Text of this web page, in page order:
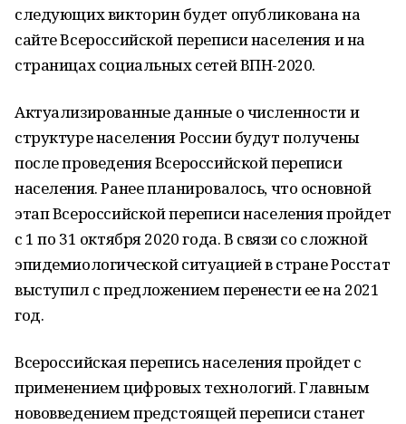
следующих викторин будет опубликована на
сайте Всероссийской переписи населения и на
страницах социальных сетей ВПН-2020.
Актуализированные данные о численности и
структуре населения России будут получены
после проведения Всероссийской переписи
населения. Ранее планировалось, что основной
этап Всероссийской переписи населения пройдет
с 1 по 31 октября 2020 года. В связи со сложной
эпидемиологической ситуацией в стране Росстат
выступил с предложением перенести ее на 2021
год.
Всероссийская перепись населения пройдет с
применением цифровых технологий. Главным
нововведением предстоящей переписи станет